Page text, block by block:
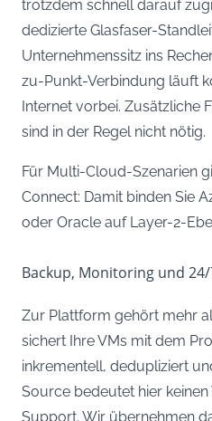
trotzdem schnell darauf
dedizierte Glasfaser-
Unternehmenssitz ins
zu-Punkt-Verbindung läuft
Internet vorbei. Zusätzliche
sind in der Regel nicht nötig.
Für Multi-Cloud-Szenarien
Connect: Damit binden Sie
oder Oracle auf Layer-2-
Backup, Monitoring und
Zur Plattform gehört mehr
sichert Ihre VMs mit dem
inkrementell, dedupliziert
Source bedeutet hier
Support. Wir übernehmen